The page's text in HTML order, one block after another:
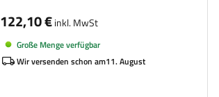
122,10 €inkl. MwSt
Große Menge verfügbar
Wir versenden schon am11. August